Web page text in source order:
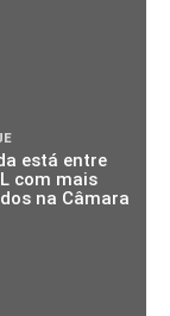
está entre
com mais
na Câmara